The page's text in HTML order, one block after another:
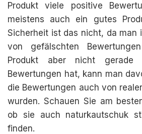
Produkt viele positive
meistens auch ein gutes
Sicherheit ist das nicht, da man
von gefälschten
Produkt aber nicht gerade
Bewertungen hat, kann man
die Bewertungen auch von
wurden. Schauen Sie am
ob sie auch naturkautschuk
finden.